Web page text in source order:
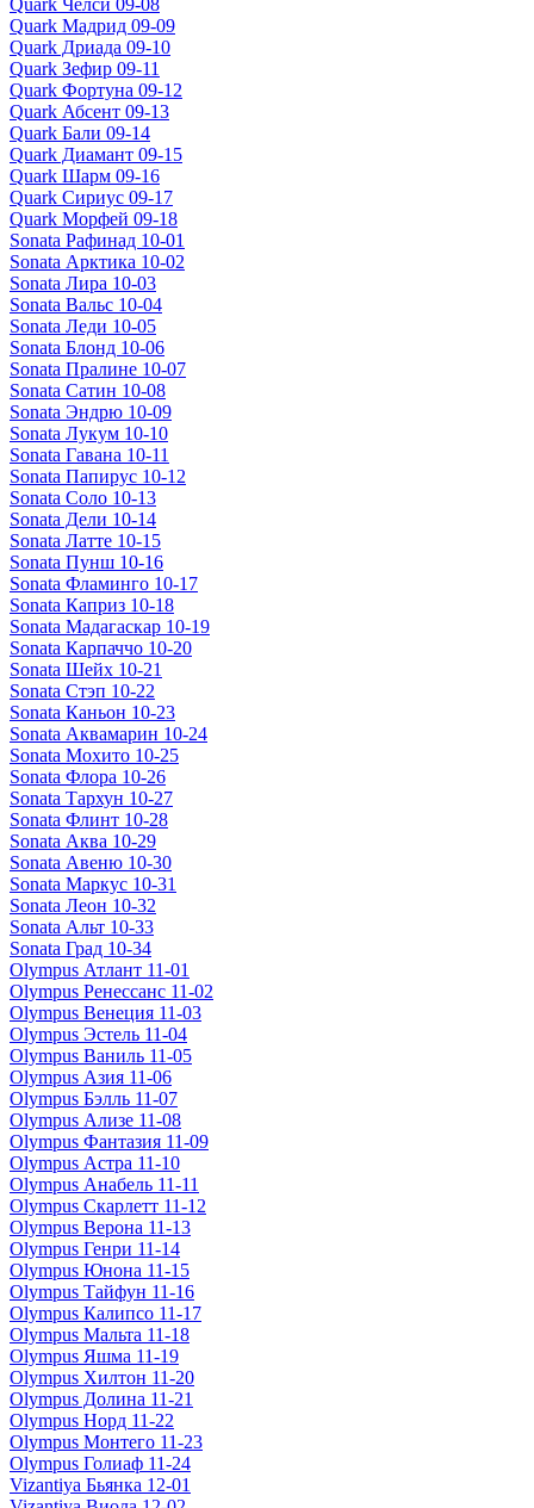
Quark Мадрид 09-09
Quark Дриада 09-10
Quark Зефир 09-11
Quark Фортуна 09-12
Quark Абсент 09-13
Quark Бали 09-14
Quark Диамант 09-15
Quark Шарм 09-16
Quark Сириус 09-17
Quark Морфей 09-18
Sonata Рафинад 10-01
Sonata Арктика 10-02
Sonata Лира 10-03
Sonata Вальс 10-04
Sonata Леди 10-05
Sonata Блонд 10-06
Sonata Пралине 10-07
Sonata Сатин 10-08
Sonata Эндрю 10-09
Sonata Лукум 10-10
Sonata Гавана 10-11
Sonata Папирус 10-12
Sonata Соло 10-13
Sonata Дели 10-14
Sonata Латте 10-15
Sonata Пунш 10-16
Sonata Фламинго 10-17
Sonata Каприз 10-18
Sonata Мадагаскар 10-19
Sonata Карпаччо 10-20
Sonata Шейх 10-21
Sonata Стэп 10-22
Sonata Каньон 10-23
Sonata Аквамарин 10-24
Sonata Мохито 10-25
Sonata Флора 10-26
Sonata Тархун 10-27
Sonata Флинт 10-28
Sonata Аква 10-29
Sonata Авеню 10-30
Sonata Маркус 10-31
Sonata Леон 10-32
Sonata Альт 10-33
Sonata Град 10-34
Olympus Атлант 11-01
Olympus Ренессанс 11-02
Olympus Венеция 11-03
Olympus Эстель 11-04
Olympus Ваниль 11-05
Olympus Азия 11-06
Olympus Бэлль 11-07
Olympus Ализе 11-08
Olympus Фантазия 11-09
Olympus Астра 11-10
Olympus Анабель 11-11
Olympus Скарлетт 11-12
Olympus Верона 11-13
Olympus Генри 11-14
Olympus Юнона 11-15
Olympus Тайфун 11-16
Olympus Калипсо 11-17
Olympus Мальта 11-18
Olympus Яшма 11-19
Olympus Хилтон 11-20
Olympus Долина 11-21
Olympus Норд 11-22
Olympus Монтего 11-23
Olympus Голиаф 11-24
Vizantiya Бьянка 12-01